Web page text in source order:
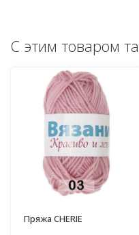
С этим товаром
Пряжа CHERIE